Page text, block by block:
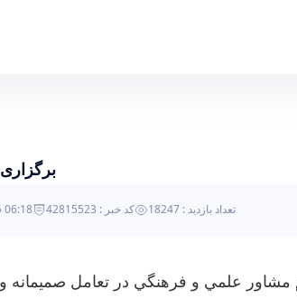
06:18 کد خبر : 42815523 تعداد بازدید : 18247
علمي و فرهنگي در تعامل صميمانه